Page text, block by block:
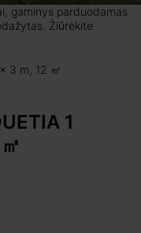
gaminys parduodamas
Žiūrėkite
3 m, 12 ㎡
1